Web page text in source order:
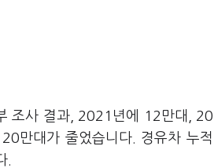
조사 결과, 2021년에 12만대, 20
만대가 줄었습니다. 경유차 누적
.